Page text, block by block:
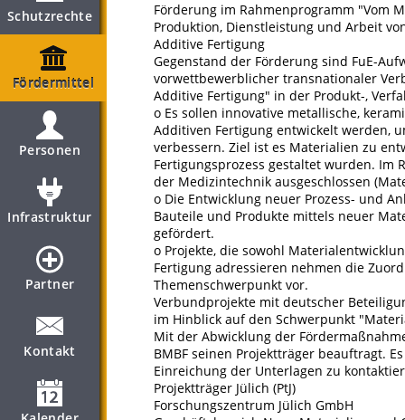
Schutzrechte
Fördermittel
Personen
Infrastruktur
Partner
Kontakt
Förderung im Rahmenprogramm "Vom
Produktion, Dienstleistung und Arbeit
Additive Fertigung
Gegenstand der Förderung sind FuE-
vorwettbewerblicher transnationaler
Additive Fertigung" in der Produkt-,
o Es sollen innovative metallische,
Additiven Fertigung entwickelt werden,
verbessern. Ziel ist es Materialien zu
Fertigungsprozess gestaltet wurden. Im
der Medizintechnik ausgeschlossen
o Die Entwicklung neuer Prozess- und
Bauteile und Produkte mittels neuer
gefördert.
o Projekte, die sowohl
Fertigung adressieren nehmen die
Themenschwerpunkt vor.
Verbundprojekte mit deutscher
im Hinblick auf den Schwerpunkt
Mit der Abwicklung der
BMBF seinen Projektträger beauftragt.
Einreichung der Unterlagen zu
Projektträger Jülich (PtJ)
Forschungszentrum Jülich GmbH